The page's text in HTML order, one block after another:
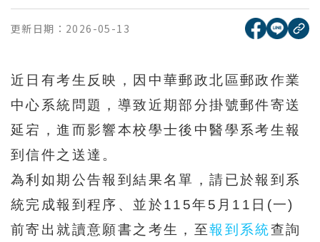
更新日期： 2026-05-13 [另開新
[另開
複
近日有考生反映，因中華郵政北區郵政作業
中心系統問題，導致近期部分掛號郵件寄送
延宕，進而影響本校學士後中醫學系考生報
到信件之送達。
為利如期公告報到結果名單，請已於報到系
統完成報到程序、並於115年5 月 11 日 (一)
前寄出就讀意願書之考生，至報到系統查詢